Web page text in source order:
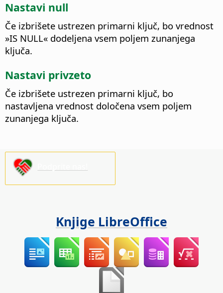
Nastavi null
Če izbrišete ustrezen primarni ključ, bo vrednost
»IS NULL« dodeljena vsem poljem zunanjega
ključa.
Nastavi privzeto
Če izbrišete ustrezen primarni ključ, bo
nastavljena vrednost določena vsem poljem
zunanjega ključa.
Knjige LibreOffice